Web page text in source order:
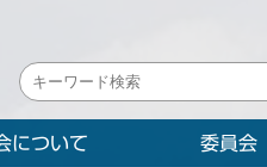
について 委員会